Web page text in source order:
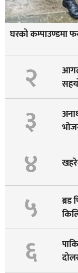
घरको कम्पाउण्डमा
२
३
४
५
ब्रड
६